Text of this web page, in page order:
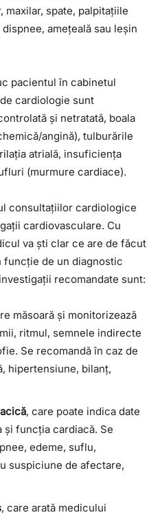
maxilar, spate, palpitațiile
amețeală sau leșin
pacientul în cabinetul
cardiologie sunt
și netratată, boala
angină), tulburările
atrială, insuficiența
(murmure cardiace).
consultațiilor cardiologice
cardiovasculare. Cu
va ști clar ce are de făcut
funcție de un diagnostic
recomandate sunt:
măsoară și monitorizează
ritmul, semnele indirecte
Se recomandă în caz de
hipertensiune, bilanț,
, care poate indica date
funcția cardiacă. Se
edeme, suflu,
suspiciune de afectare,
, care arată medicului